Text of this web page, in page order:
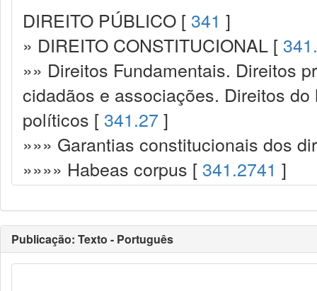
DIREITO PÚBLICO [ 341 ]
» DIREITO CONSTITUCIONAL [
»» Direitos Fundamentais. Direitos
cidadãos e associações. Direitos
políticos [ 341.27 ]
»»» Garantias constitucionais dos
»»»» Habeas corpus [ 341.2741 ]
Publicação: Texto - Português